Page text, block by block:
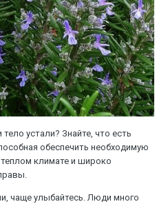
устали? Знайте, что есть
обеспечить необходимую
климате и широко
чаще улыбайтесь. Люди много